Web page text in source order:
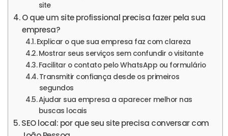
site
O que um site profissional precisa fazer pela sua
empresa?
Explicar o que sua empresa faz com clareza
Mostrar seus serviços sem confundir o visitante
Facilitar o contato pelo WhatsApp ou formulário
Transmitir confiança desde os primeiros
segundos
Ajudar sua empresa a aparecer melhor nas
buscas locais
SEO local: por que seu site precisa conversar com